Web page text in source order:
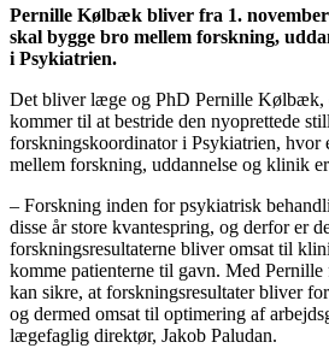
Pernille Kølbæk bliver fra 1.
skal bygge bro mellem forskning,
i Psykiatrien.
Det bliver læge og PhD Pernille Kølbæk,
kommer til at bestride den nyoprettede
forskningskoordinator i Psykiatrien, hvor
mellem forskning, uddannelse og klinik
– Forskning inden for psykiatrisk
disse år store kvantespring, og derfor er
forskningsresultaterne bliver omsat til
komme patienterne til gavn. Med
kan sikre, at forskningsresultater bliver
og dermed omsat til optimering af
lægefaglig direktør, Jakob Paludan.